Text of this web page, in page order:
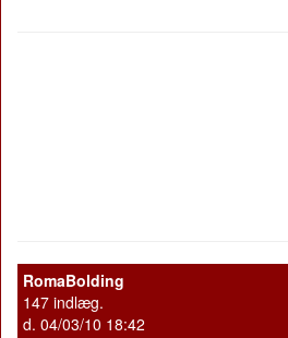
RomaBolding
147 indlæg.
d. 04/03/10 18:42